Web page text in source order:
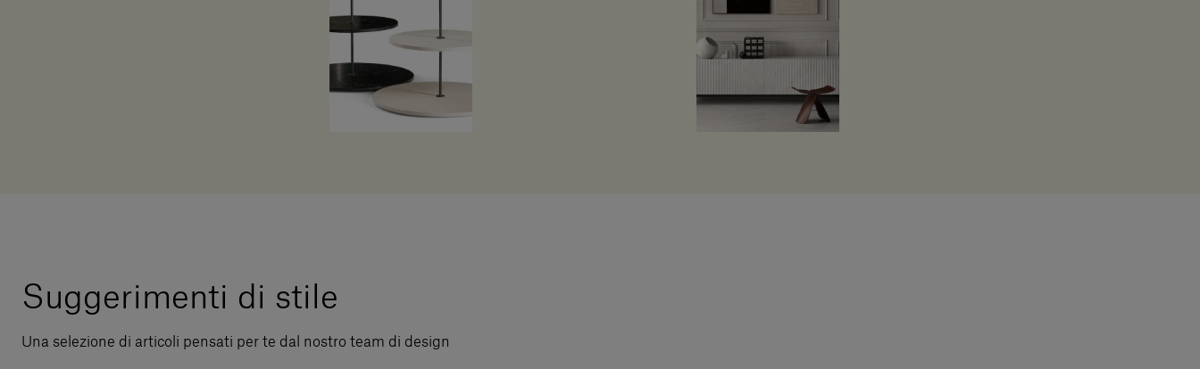
Suggerimenti di stile
Una selezione di articoli pensati per te dal nostro team di design